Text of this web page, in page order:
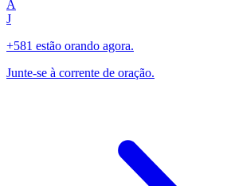
A
J
+581 estão orando agora.
Junte-se à corrente de oração.